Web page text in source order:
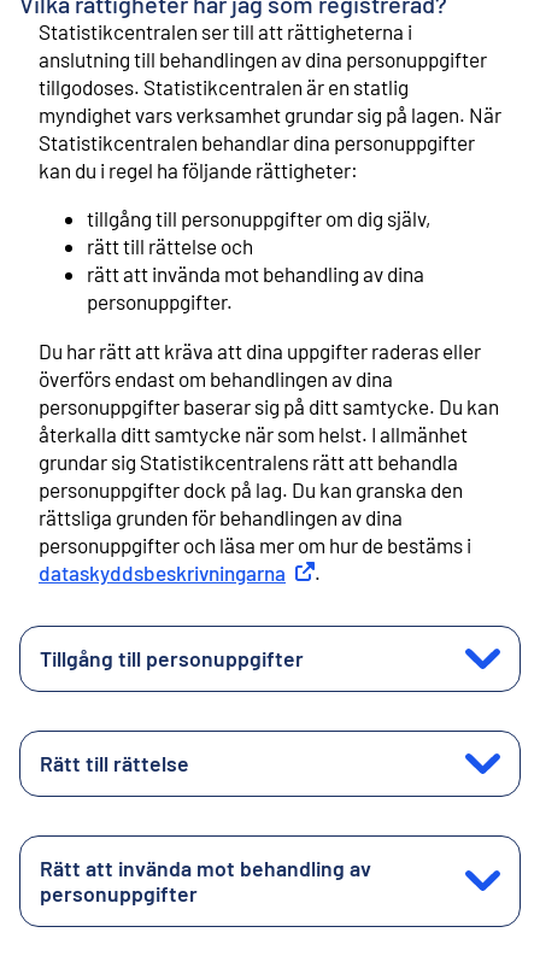
Statistikcentralen ser till att rättigheterna i
anslutning till behandlingen av dina personuppgifter
tillgodoses. Statistikcentralen är en statlig
myndighet vars verksamhet grundar sig på lagen. När
Statistikcentralen behandlar dina personuppgifter
kan du i regel ha följande rättigheter:
tillgång till personuppgifter om dig själv,
rätt till rättelse och
rätt att invända mot behandling av dina
personuppgifter.
Du har rätt att kräva att dina uppgifter raderas eller
överförs endast om behandlingen av dina
personuppgifter baserar sig på ditt samtycke. Du kan
återkalla ditt samtycke när som helst. I allmänhet
grundar sig Statistikcentralens rätt att behandla
personuppgifter dock på lag. Du kan granska den
rättsliga grunden för behandlingen av dina
personuppgifter och läsa mer om hur de bestäms i
dataskyddsbeskrivningarna Extern länk
.
Tillgång till personuppgifter
Rätt till rättelse
Rätt att invända mot behandling av
personuppgifter